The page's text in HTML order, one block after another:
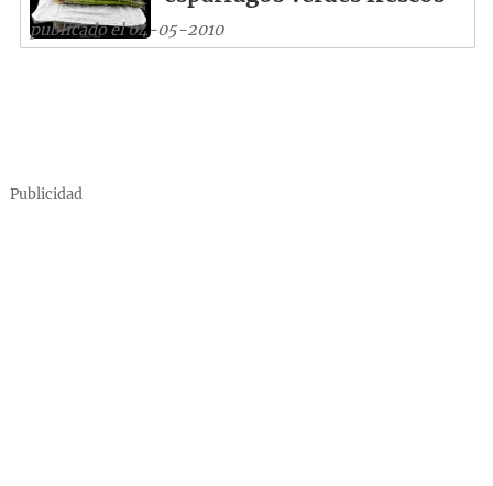
publicado el 04-05-2010
Publicidad